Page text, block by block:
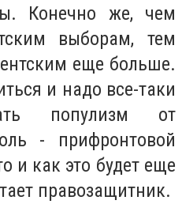
Конечно же, чем
выборам, тем
еще больше.
и надо все-таки
популизм от
- прифронтовой
и как это будет еще
правозащитник.